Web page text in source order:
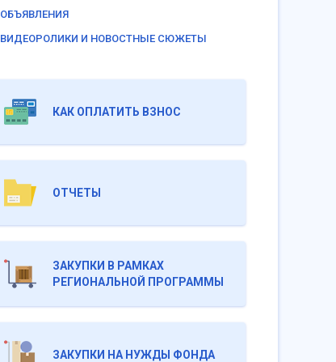
ОБЪЯВЛЕНИЯ
ВИДЕОРОЛИКИ И НОВОСТНЫЕ СЮЖЕТЫ
КАК ОПЛАТИТЬ ВЗНОС
ОТЧЕТЫ
ЗАКУПКИ В РАМКАХ
РЕГИОНАЛЬНОЙ ПРОГРАММЫ
ЗАКУПКИ НА НУЖДЫ ФОНДА